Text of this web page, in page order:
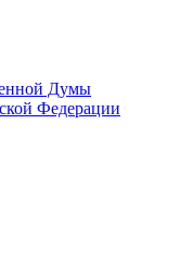
Думы
Федерации